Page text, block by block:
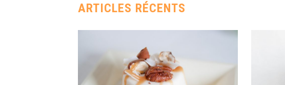
ARTICLES RÉCENTS